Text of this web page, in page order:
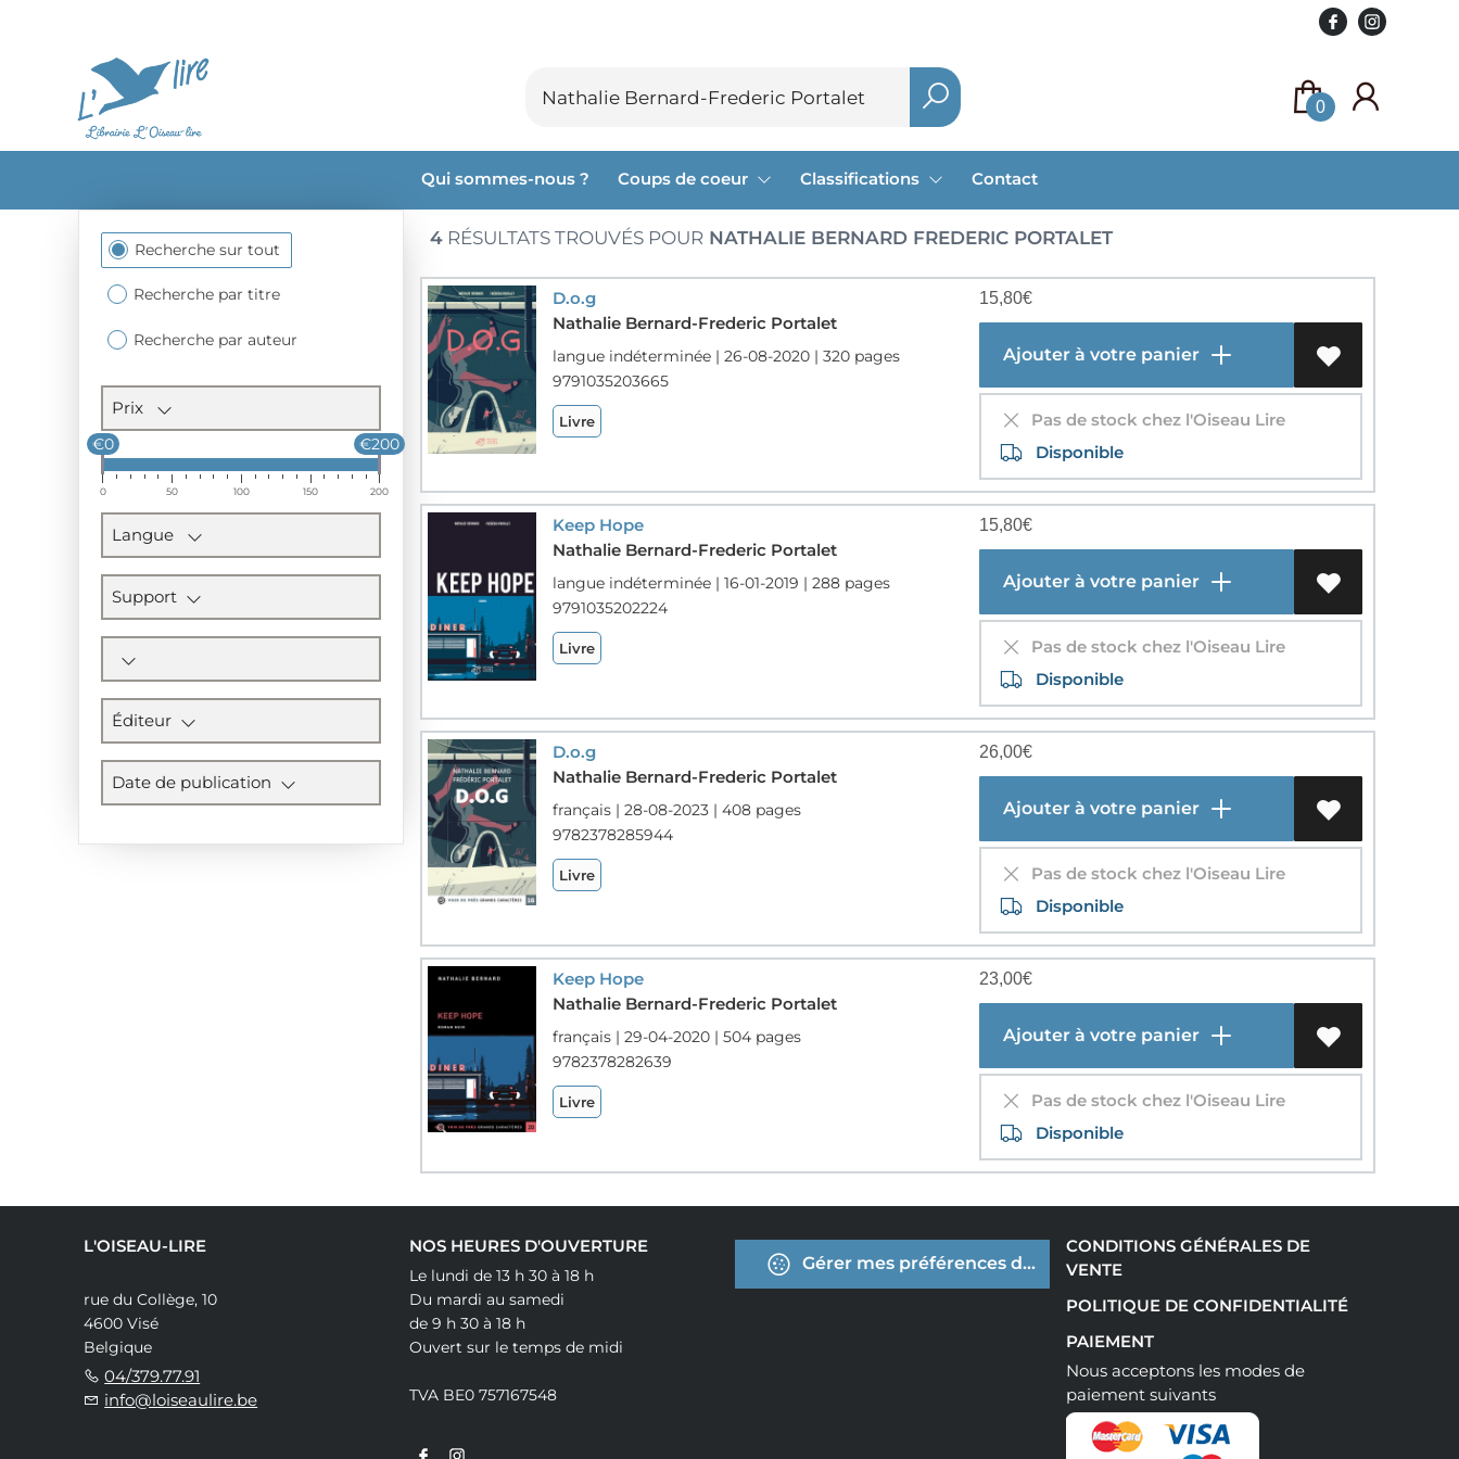
0
Qui sommes-nous ? Coups de coeur Classifications Contact
Section
des
filtres
Recherche sur tout
Recherche par titre
Recherche par auteur
Prix
€0 €200
0 50 100 150 200
Langue
Support
Éditeur
Date de publication
4 RÉSULTATS TROUVÉS POUR NATHALIE BERNARD FREDERIC PORTALET
D.o.g
Nathalie Bernard-Frederic Portalet
langue indéterminée | 26-08-2020 | 320 pages
9791035203665
Livre
15,80€
Ajouter à votre panier
Pas de stock chez l'Oiseau Lire
Disponible
Keep Hope
Nathalie Bernard-Frederic Portalet
langue indéterminée | 16-01-2019 | 288 pages
9791035202224
Livre
15,80€
Ajouter à votre panier
Pas de stock chez l'Oiseau Lire
Disponible
D.o.g
Nathalie Bernard-Frederic Portalet
français | 28-08-2023 | 408 pages
9782378285944
Livre
26,00€
Ajouter à votre panier
Pas de stock chez l'Oiseau Lire
Disponible
Keep Hope
Nathalie Bernard-Frederic Portalet
français | 29-04-2020 | 504 pages
9782378282639
Livre
23,00€
Ajouter à votre panier
Pas de stock chez l'Oiseau Lire
Disponible
L'OISEAU-LIRE
rue du Collège, 10
4600 Visé
Belgique
04/379.77.91
info@loiseaulire.be
NOS HEURES D'OUVERTURE
Le lundi de 13 h 30 à 18 h
Du mardi au samedi
de 9 h 30 à 18 h
Ouvert sur le temps de midi
TVA BE0 757167548
Gérer mes préférences de cookies
CONDITIONS GÉNÉRALES DE
VENTE
POLITIQUE DE CONFIDENTIALITÉ
PAIEMENT
Nous acceptons les modes de
paiement suivants